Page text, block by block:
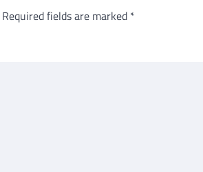
Required fields are marked *